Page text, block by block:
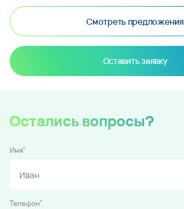
Смотреть предложения
Оставить заявку
Остались вопросы?
Имя*
Телефон*